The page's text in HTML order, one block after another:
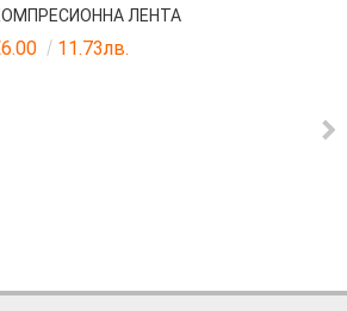
ЛЕНТА
11.73лв.